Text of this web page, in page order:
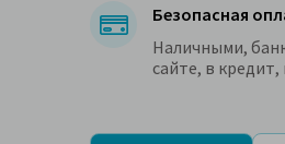
Безопасная
Наличными,
сайте, в кредит,